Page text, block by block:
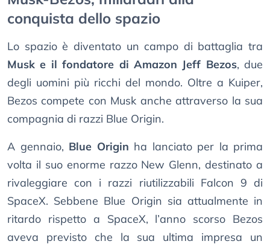
conquista dello spazio
Lo spazio è diventato un campo di battaglia tra
Musk e il fondatore di Amazon Jeff Bezos, due
degli uomini più ricchi del mondo. Oltre a Kuiper,
Bezos compete con Musk anche attraverso la sua
compagnia di razzi Blue Origin.
A gennaio, Blue Origin ha lanciato per la prima
volta il suo enorme razzo New Glenn, destinato a
rivaleggiare con i razzi riutilizzabili Falcon 9 di
SpaceX. Sebbene Blue Origin sia attualmente in
ritardo rispetto a SpaceX, l’anno scorso Bezos
aveva previsto che la sua ultima impresa un